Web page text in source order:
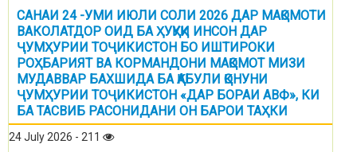
САНАИ 24 -УМИ ИЮЛИ СОЛИ 2026 ДАР МАҚОМОТИ
ВАКОЛАТДОР ОИД БА ҲУҚУҚИ ИНСОН ДАР
ҶУМҲУРИИ ТОҶИКИСТОН БО ИШТИРОКИ
РОҲБАРИЯТ ВА КОРМАНДОНИ МАҚОМОТ МИЗИ
МУДАВВАР БАХШИДА БА ҚАБУЛИ ҚОНУНИ
ҶУМҲУРИИ ТОҶИКИСТОН «ДАР БОРАИ АВФ», КИ
БА ТАСВИБ РАСОНИДАНИ ОН БАРОИ ТАҲКИ
24 July 2026 - 211